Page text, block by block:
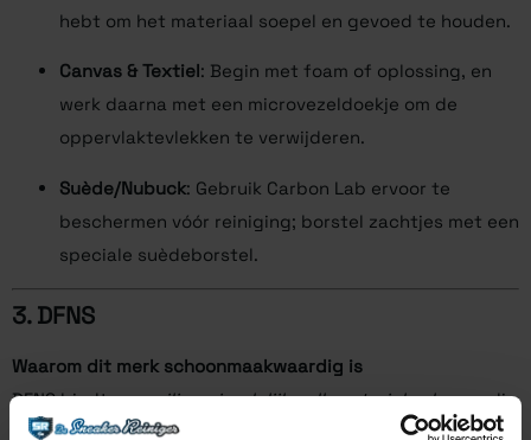
hebt om het materiaal soepel en gevoed te houden.
Canvas & Textiel: Begin met foam of oplossing, en
werk daarna met een microvezeldoekje om de
oppervlaktevlekken te verwijderen.
Suède/Nubuck: Gebruik Carbon Lab ervoor te
beschermen vóór reiniging; borstel zachtjes met een
speciale suèdeborstel.
3.DFNS
Waarom dit merk schoonmaakwaardig is
DFNS biedt eenmilieuvriendelijke all-materials cleanerdie
veilig is voor veel sneakerondergronden en toch effectief